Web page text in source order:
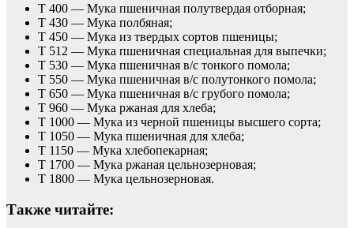
Т 400 — Мука пшеничная полутвердая отборная;
Т 430 — Мука полбяная;
Т 450 — Мука из твердых сортов пшеницы;
Т 512 — Мука пшеничная специальная для выпечки;
Т 530 — Мука пшеничная в/с тонкого помола;
Т 550 — Мука пшеничная в/с полутонкого помола;
Т 650 — Мука пшеничная в/с грубого помола;
Т 960 — Мука ржаная для хлеба;
Т 1000 — Мука из черной пшеницы высшего сорта;
Т 1050 — Мука пшеничная для хлеба;
Т 1150 — Мука хлебопекарная;
Т 1700 — Мука ржаная цельнозерновая;
Т 1800 — Мука цельнозерновая.
Также читайте: